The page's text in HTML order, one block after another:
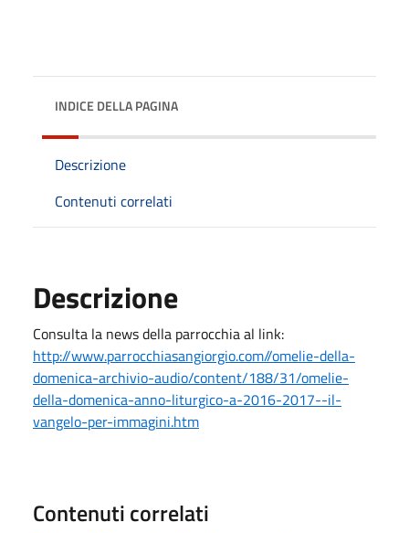
INDICE DELLA PAGINA
Descrizione
Contenuti correlati
Descrizione
Consulta la news della parrocchia al link:
http://www.parrocchiasangiorgio.com//omelie-della-
domenica-archivio-audio/content/188/31/omelie-
della-domenica-anno-liturgico-a-2016-2017--il-
vangelo-per-immagini.htm
Contenuti correlati